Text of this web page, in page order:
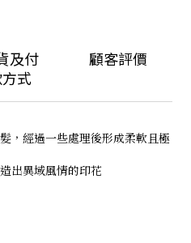
及付
式
顧客評價
，經過一些處理後形成柔軟且極
出異域風情的印花